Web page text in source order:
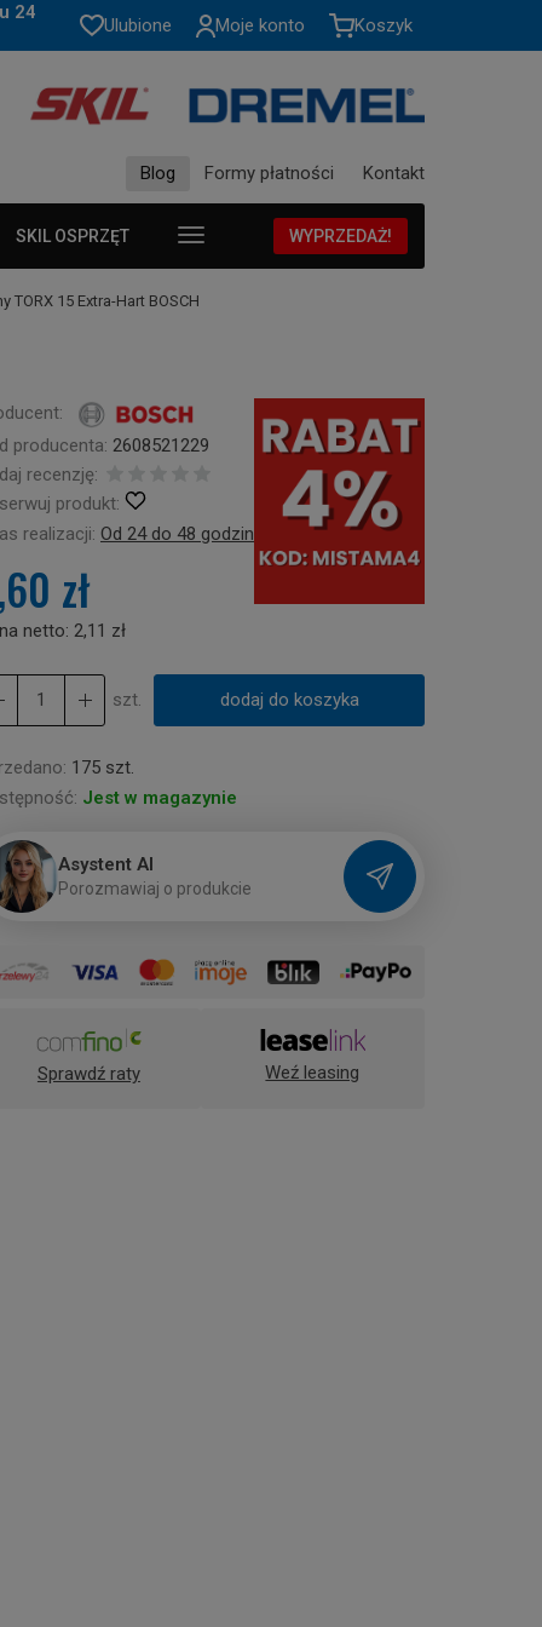
24
Ulubione Moje konto Koszyk
Blog Formy płatności Kontakt
SKIL OSPRZĘT WYPRZEDAŻ!
TORX 15 Extra-Hart BOSCH
producenta: 2608521229
recenzję:
produkt:
realizacji: Od 24 do 48 godzin
zł
netto: 2,11 zł
szt. dodaj do koszyka
175 szt.
Jest w magazynie
Asystent AI
Porozmawiaj o produkcie
Sprawdź raty Weź leasing